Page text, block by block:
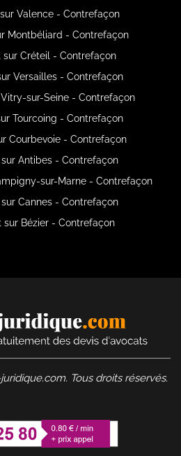
Valence - Contrefaçon
Montbéliard - Contrefaçon
sur Créteil - Contrefaçon
Versailles - Contrefaçon
sur-Seine - Contrefaçon
Tourcoing - Contrefaçon
Courbevoie - Contrefaçon
Antibes - Contrefaçon
sur-Marne - Contrefaçon
Cannes - Contrefaçon
sur Bézier - Contrefaçon
Tous droits réservés.